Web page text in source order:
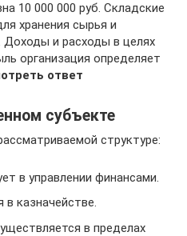
10 000 000 руб. Складские
хранения сырья и
Доходы и расходы в целях
организация определяет
ответ
субъекте
структуре:
в управлении финансами.
казначействе.
в пределах